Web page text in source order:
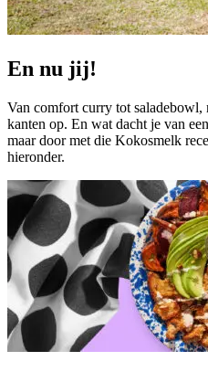
En nu jij!
Van comfort curry tot
kanten op. En wat dacht je van
maar door met die Kokosmelk
hieronder.